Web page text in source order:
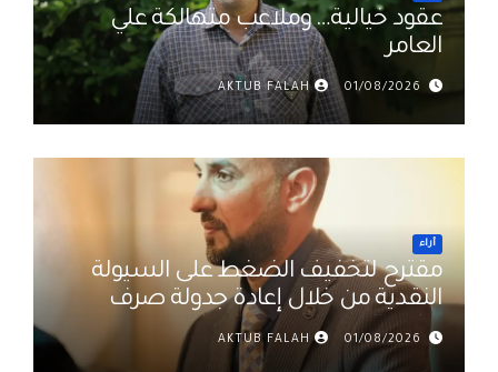
عقود خيالية… وملاعب متهالكة علي
العامر
01/08/2026
AKTUB FALAH
أراء
مقترح لتخفيف الضغط على السيولة
النقدية من خلال إعادة جدولة صرف
رواتب الموظفين في العراق د. عمر
حميد
01/08/2026
AKTUB FALAH